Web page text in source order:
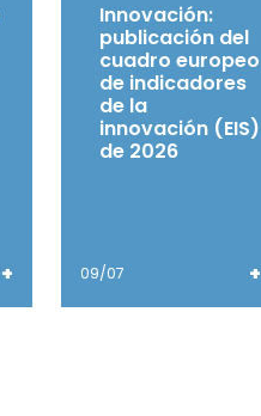
+
Innovación:
publicación del
cuadro europeo
de indicadores
de la
innovación (EIS)
de 2026
09/07 +